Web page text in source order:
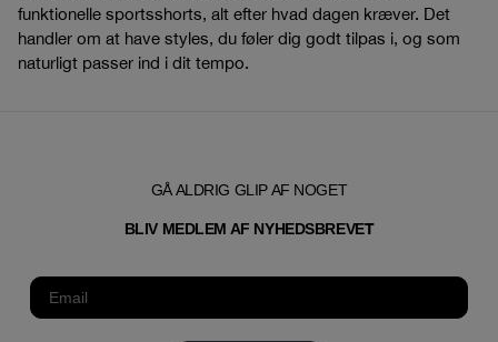
funktionelle sportsshorts, alt efter hvad dagen kræver. Det
handler om at have styles, du føler dig godt tilpas i, og som
naturligt passer ind i dit tempo.
GÅ ALDRIG GLIP AF NOGET
BLIV MEDLEM AF NYHEDSBREVET